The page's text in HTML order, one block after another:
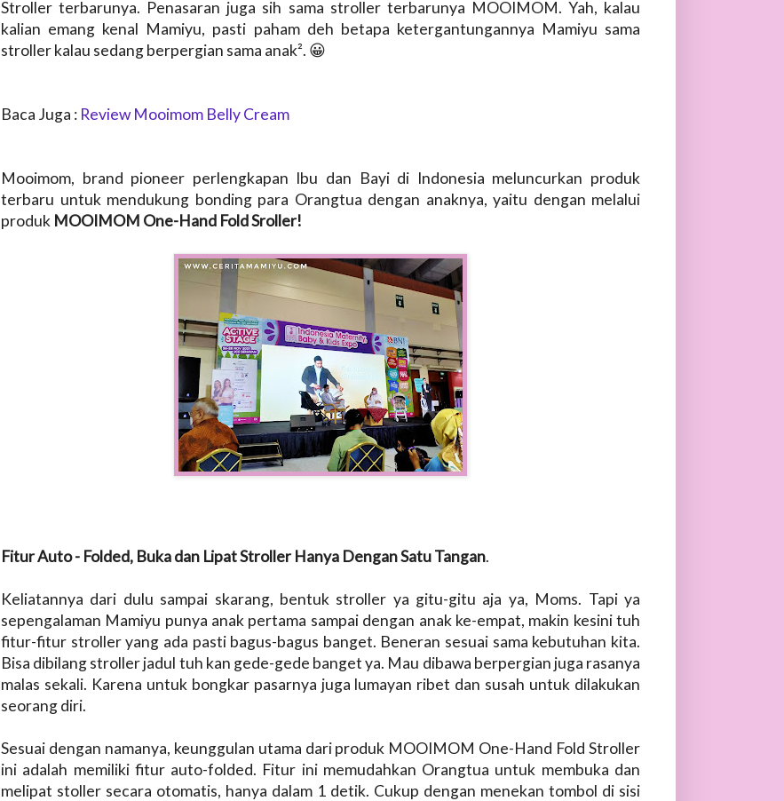
Stroller terbarunya. Penasaran juga sih sama stroller terbarunya MOOIMOM. Yah, kalau
kalian emang kenal Mamiyu, pasti paham deh betapa ketergantungannya Mamiyu sama
stroller kalau sedang berpergian sama anak². 😀
Baca Juga : Review Mooimom Belly Cream
Mooimom, brand pioneer perlengkapan Ibu dan Bayi di Indonesia meluncurkan produk
terbaru untuk mendukung bonding para Orangtua dengan anaknya, yaitu dengan melalui
produk MOOIMOM One-Hand Fold Sroller!
Fitur Auto - Folded, Buka dan Lipat Stroller Hanya Dengan Satu Tangan.
Keliatannya dari dulu sampai skarang, bentuk stroller ya gitu-gitu aja ya, Moms. Tapi ya
sepengalaman Mamiyu punya anak pertama sampai dengan anak ke-empat, makin kesini tuh
fitur-fitur stroller yang ada pasti bagus-bagus banget. Beneran sesuai sama kebutuhan kita.
Bisa dibilang stroller jadul tuh kan gede-gede banget ya. Mau dibawa berpergian juga rasanya
malas sekali. Karena untuk bongkar pasarnya juga lumayan ribet dan susah untuk dilakukan
seorang diri.
Sesuai dengan namanya, keunggulan utama dari produk MOOIMOM One-Hand Fold Stroller
ini adalah memiliki fitur auto-folded. Fitur ini memudahkan Orangtua untuk membuka dan
melipat stoller secara otomatis, hanya dalam 1 detik. Cukup dengan menekan tombol di sisi